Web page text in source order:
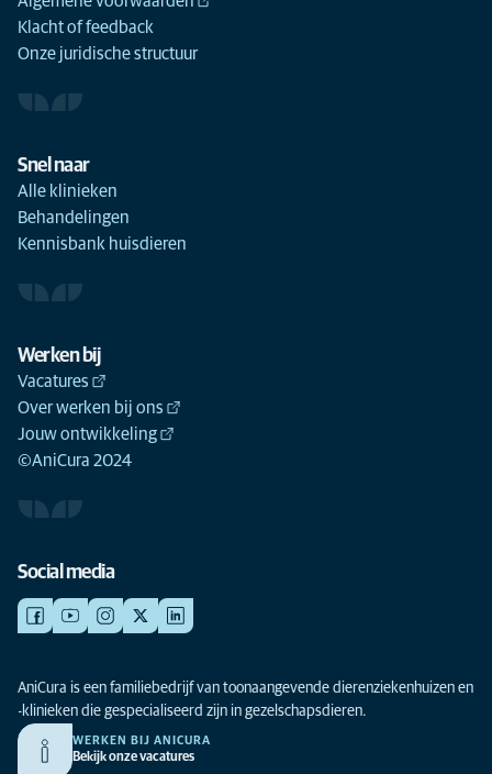
Klacht of feedback
Onze juridische structuur
Snel naar
Alle klinieken
Behandelingen
Kennisbank huisdieren
Werken bij
Vacatures
Over werken bij ons
Jouw ontwikkeling
©AniCura 2024
Social media
AniCura is een familiebedrijf van toonaangevende dierenziekenhuizen en
-klinieken die gespecialiseerd zijn in gezelschapsdieren.
WERKEN BIJ ANICURA
Bekijk onze vacatures